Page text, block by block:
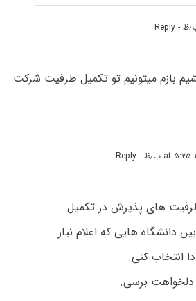
- Reply
بازم میتونیم تو تکمیل طرفیت شرکت
- Reply
ظرفیت های پذیرش در تکمیل
دانشگاه هایی که اعلام نیاز
انتخاب کنی.
دلخواهت برسی.